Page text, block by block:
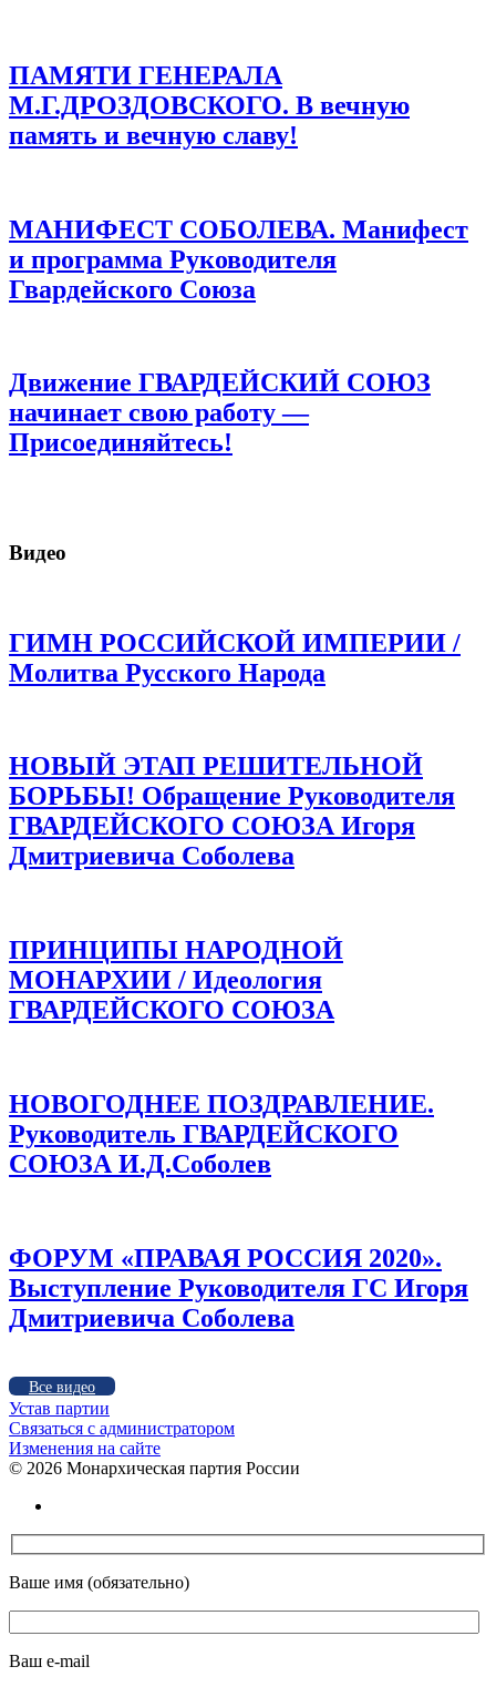
ПАМЯТИ ГЕНЕРАЛА
М.Г.ДРОЗДОВСКОГО. В вечную
память и вечную славу!
МАНИФЕСТ СОБОЛЕВА. Манифест
и программа Руководителя
Гвардейского Союза
Движение ГВАРДЕЙСКИЙ СОЮЗ
начинает свою работу —
Присоединяйтесь!
Видео
ГИМН РОССИЙСКОЙ ИМПЕРИИ /
Молитва Русского Народа
НОВЫЙ ЭТАП РЕШИТЕЛЬНОЙ
БОРЬБЫ! Обращение Руководителя
ГВАРДЕЙСКОГО СОЮЗА Игоря
Дмитриевича Соболева
ПРИНЦИПЫ НАРОДНОЙ
МОНАРХИИ / Идеология
ГВАРДЕЙСКОГО СОЮЗА
НОВОГОДНЕЕ ПОЗДРАВЛЕНИЕ.
Руководитель ГВАРДЕЙСКОГО
СОЮЗА И.Д.Соболев
ФОРУМ «ПРАВАЯ РОССИЯ 2020».
Выступление Руководителя ГС Игоря
Дмитриевича Соболева
Все видео
Устав партии
Связаться с администратором
Изменения на сайте
© 2026 Монархическая партия России
Ваше имя (обязательно)
Ваш e-mail